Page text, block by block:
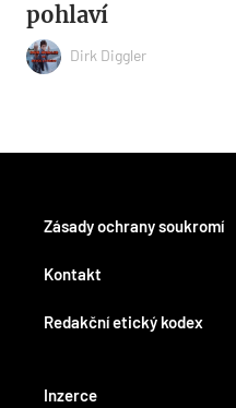
pohlaví
Dirk Diggler
Kontakt
Redakční etický kodex
Inzerce
Zásady ochrany soukromí